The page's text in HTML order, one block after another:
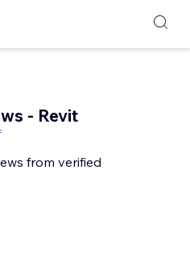
- Revit
from verified